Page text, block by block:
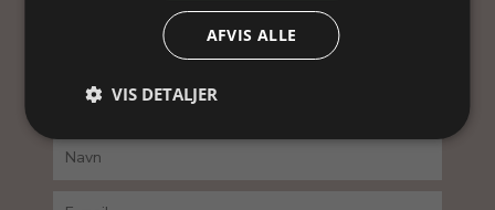
inspiration, gode tilbud og tips til din
smykkefremstilling.
du vorespersondatapolitik
AFVIS ALLE
VIS DETALJER